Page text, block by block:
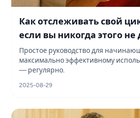
Как отслеживать свой
если вы никогда этого не
Простое руководство для
максимально эффективному
— регулярно.
2025-08-29